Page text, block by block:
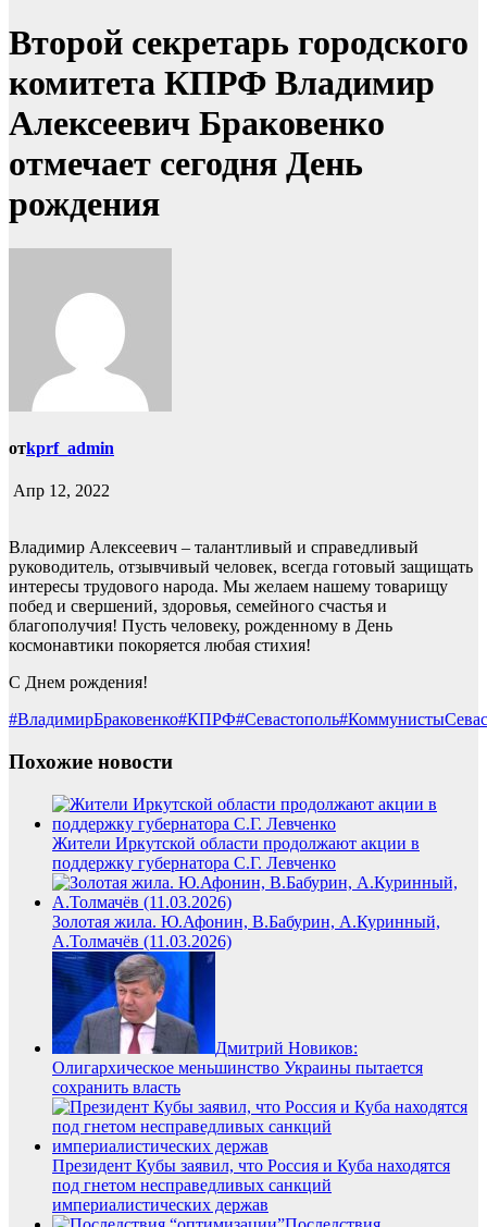
Второй секретарь городского
комитета КПРФ Владимир
Алексеевич Браковенко
отмечает сегодня День
рождения
отkprf_admin
Апр 12, 2022
Владимир Алексеевич – талантливый и справедливый
руководитель, отзывчивый человек, всегда готовый защищать
интересы трудового народа. Мы желаем нашему товарищу
побед и свершений, здоровья, семейного счастья и
благополучия! Пусть человеку, рожденному в День
космонавтики покоряется любая стихия!
С Днем рождения!
#ВладимирБраковенко#КПРФ#Севастополь
Похожие новости
Жители Иркутской области продолжают акции в
поддержку губернатора С.Г. Левченко
Золотая жила. Ю.Афонин, В.Бабурин, А.Куринный,
А.Толмачёв (11.03.2026)
Дмитрий Новиков:
Олигархическое меньшинство Украины пытается
сохранить власть
Президент Кубы заявил, что Россия и Куба находятся
под гнетом несправедливых санкций
империалистических держав